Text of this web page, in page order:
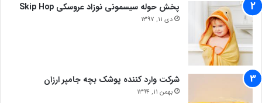
پخش حوله سیسمونی نوزاد عروسکی Skip Hop
دی 11, 1397
شرکت وارد کننده پوشک بچه جامپر ارزان
بهمن 11, 1394